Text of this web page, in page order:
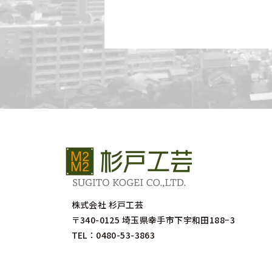
株式会社 杉戸工芸
〒340-0125 埼玉県幸手市下宇和田188−3
TEL： 0480-53-3863